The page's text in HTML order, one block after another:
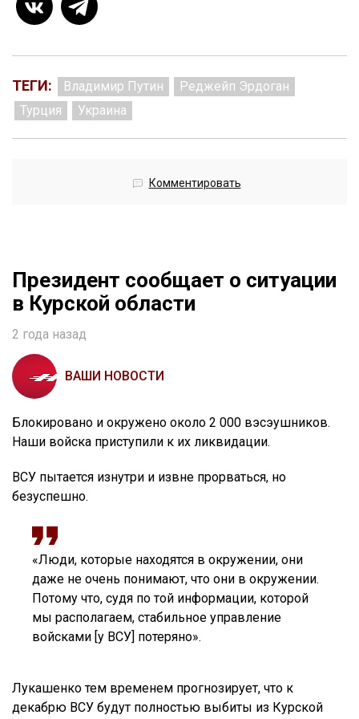
ТЕГИ: Владимир Путин
Реджейп Эрдоган
Турция
Украина
Комментировать
Президент сообщает о ситуации
в Курской области
2 года назад
ВАШИ НОВОСТИ
Блокировано и окружено около 2 000 вэсэушников.
Наши войска приступили к их ликвидации.
ВСУ пытается изнутри и извне прорваться, но
безуспешно.
«Люди, которые находятся в окружении, они
даже не очень понимают, что они в окружении.
Потому что, судя по той информации, которой
мы располагаем, стабильное управление
войсками [у ВСУ] потеряно».
Лукашенко тем временем прогнозирует, что к
декабрю ВСУ будут полностью выбиты из Курской